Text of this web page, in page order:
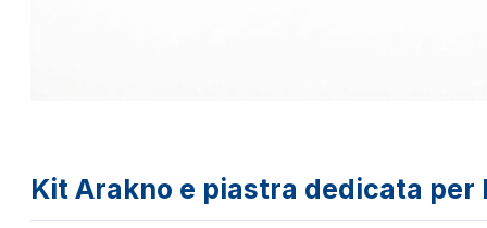
Kit Arakno e piastra dedicata